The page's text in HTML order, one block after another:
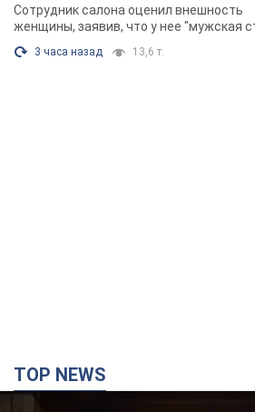
Зеленский впервые прибыл в
запланирована встреча с